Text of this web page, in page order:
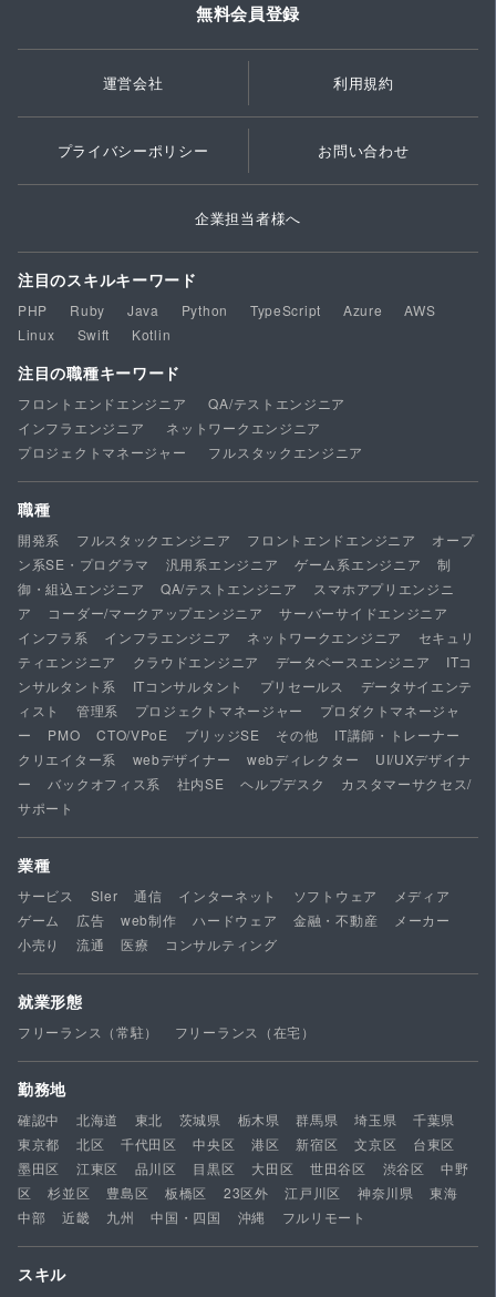
無料会員登録
運営会社 利用規約
プライバシーポリシー お問い合わせ
企業担当者様へ
注目のスキルキーワード
PHP Ruby Java Python TypeScript Azure
AWS
Linux
Swift Kotlin
注目の職種キーワード
フロントエンドエンジニア
QA/テストエンジニア
インフラエンジニア
ネットワークエンジニア
プロジェクトマネージャー
フルスタックエンジニア
職種
開発系 フルスタックエンジニア フロントエンドエンジニア
オープ
ン系SE・プログラマ
汎用系エンジニア ゲーム系エンジニア
制
御・組込エンジニア
QA/テストエンジニア
スマホアプリエンジニ
ア
コーダー/マークアップエンジニア
サーバーサイドエンジニア
インフラ系
インフラエンジニア ネットワークエンジニア
セキュリ
ティエンジニア
クラウドエンジニア データベースエンジニア
ITコ
ンサルタント系
ITコンサルタント プリセールス
データサイエンテ
ィスト
管理系 プロジェクトマネージャー
プロダクトマネージャ
ー
PMO CTO/VPoE ブリッジSE その他
IT講師・トレーナー
クリエイター系
webデザイナー webディレクター
UI/UXデザイナ
ー
バックオフィス系 社内SE ヘルプデスク
カスタマーサクセス/
サポート
業種
サービス SIer 通信 インターネット ソフトウェア
メディア
ゲーム
広告 web制作 ハードウェア 金融・不動産
メーカー
小売り
流通 医療 コンサルティング
就業形態
フリーランス（常駐） フリーランス（在宅）
勤務地
確認中 北海道 東北 茨城県 栃木県 群馬県 埼玉県
千葉県
東京都
北区 千代田区 中央区 港区 新宿区 文京区
台東区
墨田区
江東区 品川区 目黒区 大田区 世田谷区 渋谷区
中野
区
杉並区 豊島区 板橋区 23区外 江戸川区 神奈川県
東海
中部
近畿 九州 中国・四国 沖縄 フルリモート
スキル